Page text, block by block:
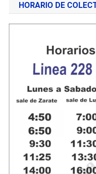
HORARIO DE